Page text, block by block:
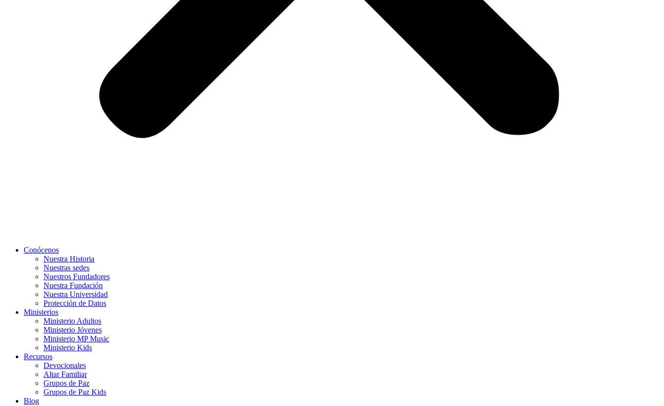
Conócenos
Nuestra Historia
Nuestras sedes
Nuestros Fundadores
Nuestra Fundación
Nuestra Universidad
Protección de Datos
Ministerios
Ministerio Adultos
Ministerio Jóvenes
Ministerio MP Music
Ministerio Kids
Recursos
Devocionales
Altar Familiar
Grupos de Paz
Grupos de Paz Kids
Blog